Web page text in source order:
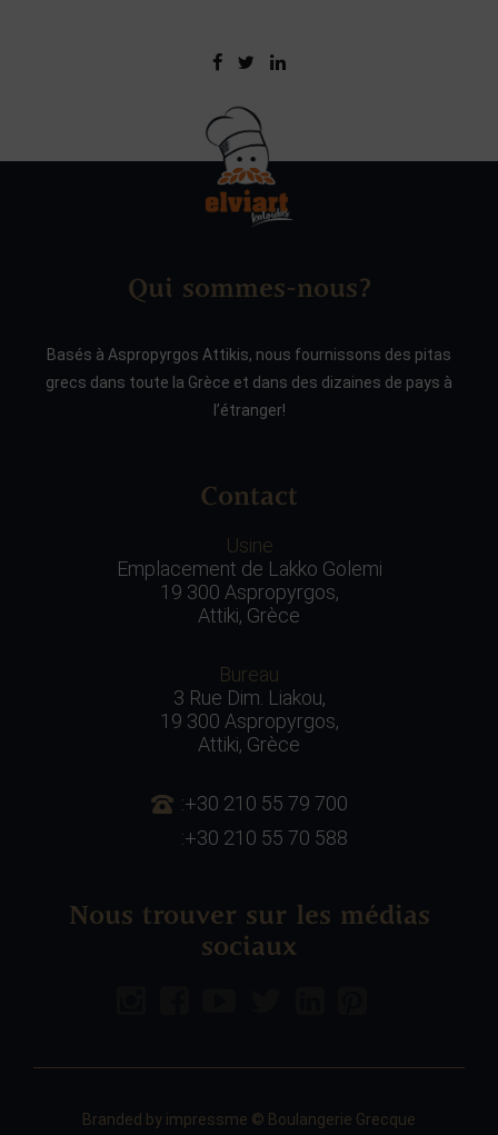
Qui sommes-nous?
Basés à Aspropyrgos Attikis, nous fournissons des pitas
grecs dans toute la Grèce et dans des dizaines de pays à
l’étranger!
Contact
Usine
Emplacement de Lakko Golemi
19 300 Aspropyrgos,
Attiki, Grèce
Bureau
3 Rue Dim. Liakou,
19 300 Aspropyrgos,
Attiki, Grèce
:+30 210 55 79 700
:+30 210 55 70 588
Nous trouver sur les médias
sociaux
Branded by impressme © Boulangerie Grecque